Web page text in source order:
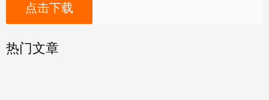
点击下载
热门文章